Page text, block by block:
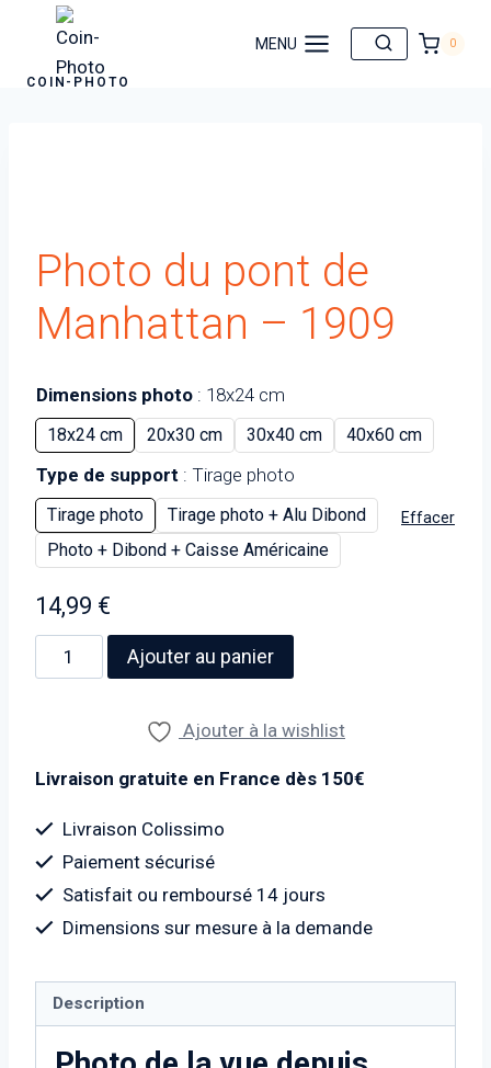
contenu
COIN-PHOTO
MENU 0
Photo du pont de
Manhattan – 1909
Dimensions photo 18x24 cm
18x24 cm 20x30 cm 30x40 cm 40x60 cm
Type de support Tirage photo
Tirage photo
Tirage photo + Alu Dibond
Photo + Dibond + Caisse Américaine
Effacer
14,99 €
quantité
de
Manhattan
1909
Ajouter au panier
Ajouter à la wishlist
Livraison gratuite en France dès 150€
Livraison Colissimo
Paiement sécurisé
Satisfait ou remboursé 14 jours
Dimensions sur mesure à la demande
Description